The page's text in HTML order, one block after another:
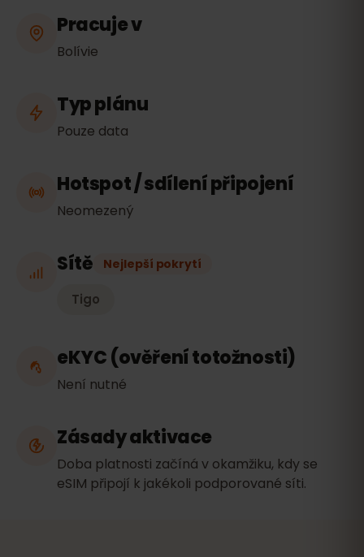
Pracuje v
Bolívie
Typ plánu
Pouze data
Hotspot / sdílení připojení
Neomezený
Sítě Nejlepší pokrytí
Tigo
eKYC (ověření totožnosti)
Není nutné
Zásady aktivace
Doba platnosti začíná v okamžiku, kdy se
eSIM připojí k jakékoli podporované síti.